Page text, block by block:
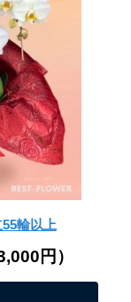
輪以上
円 ）